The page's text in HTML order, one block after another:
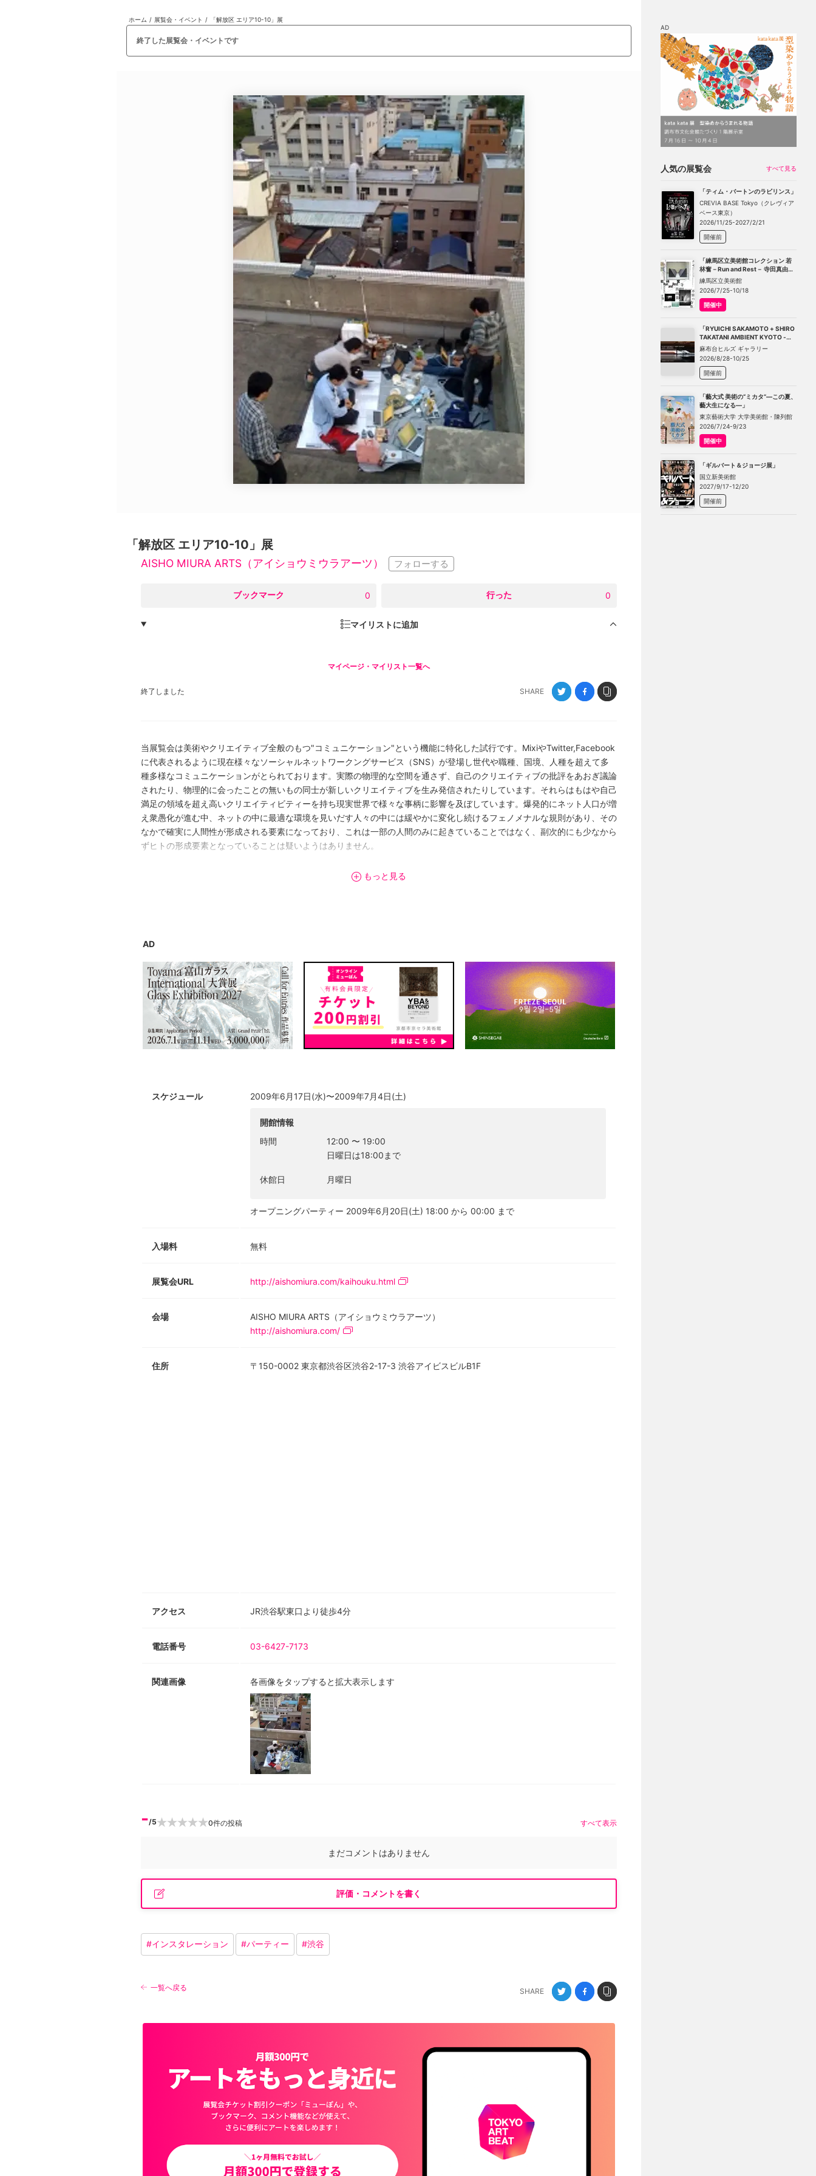
チケット割引
ホーム / 展覧会・イベント / 「解放区 エリア10-10」展
終了した展覧会・イベントです
「解放区 エリア10-10」展
AISHO MIURA ARTS（アイショウミウラアーツ） フォローする
ブックマーク 0 行った 0
マイリストに追加
マイページ・マイリスト一覧へ
終了しました SHARE
当展覧会は美術やクリエイティブ全般のもつ"コミュニケーション"という機能に特化した試行です。MixiやTwitter,Facebook
に代表されるように現在様々なソーシャルネットワークングサービス（SNS）が登場し世代や職種、国境、人種を超えて多
種多様なコミュニケーションがとられております。実際の物理的な空間を通さず、自己のクリエイティブの批評をあおぎ議論
されたり、物理的に会ったことの無いもの同士が新しいクリエイティブを生み発信されたりしています。それらはもはや自己
満足の領域を超え高いクリエイティビティーを持ち現実世界で様々な事柄に影響を及ぼしています。爆発的にネット人口が増
え衆愚化が進む中、ネットの中に最適な環境を見いだす人々の中には緩やかに変化し続けるフェノメナルな規則があり、その
なかで確実に人間性が形成される要素になっており、これは一部の人間のみに起きていることではなく、副次的にも少なから
ずヒトの形成要素となっていることは疑いようはありません。
それらを通して形成されたコミュニケーションやクリエイティブにゆるやかな場を与え、さらなる高次元の立体的な解釈や思
もっと見る
AD
スケジュール 2009年6月17日(水)〜2009年7月4日(土)
開館情報
時間
12:00 〜 19:00
日曜日は18:00まで
休館日 月曜日
オープニングパーティー 2009年6月20日(土) 18:00 から 00:00 まで
入場料 無料
展覧会URL http://aishomiura.com/kaihouku.html
会場
AISHO MIURA ARTS（アイショウミウラアーツ）
http://aishomiura.com/
住所 〒150-0002 東京都渋谷区渋谷2-17-3 渋谷アイビスビルB1F
アクセス JR渋谷駅東口より徒歩4分
電話番号 03-6427-7173
関連画像 各画像をタップすると拡大表示します
-/5 0件の投稿 すべて表示
まだコメントはありません
評価・コメントを書く
#インスタレーション #パーティー #渋谷
一覧へ戻る SHARE
AD
人気の展覧会 すべて見る
「ティム・バートンのラビリンス」
CREVIA BASE Tokyo（クレヴィア
ベース東京）
2026/11/25-2027/2/21
開催前
「練馬区立美術館コレクション 若
林奮－Run and Rest－ 寺田真由美
－不在の存在－」
練馬区立美術館
2026/7/25-10/18
開催中
「RYUICHI SAKAMOTO + SHIRO
TAKATANI AMBIENT KYOTO -
TOKYO」
麻布台ヒルズ ギャラリー
2026/8/28-10/25
開催前
「藝大式 美術の“ミカタ”―この夏、
藝大生になる―」
東京藝術大学 大学美術館・陳列館
2026/7/24-9/23
開催中
「ギルバート＆ジョージ展」
国立新美術館
2027/9/17-12/20
開催前